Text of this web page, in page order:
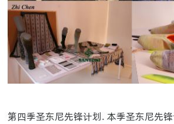
第四季圣东尼先锋计划. 本季圣东尼先